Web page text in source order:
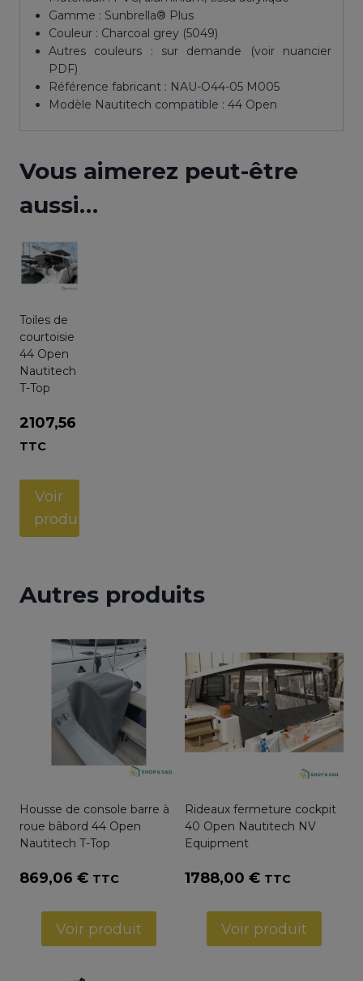
Gamme : Sunbrella® Plus
Couleur : Charcoal grey (5049)
Autres couleurs : sur demande (voir nuancier
PDF)
Référence fabricant : NAU-O44-05 M005
Modèle Nautitech compatible : 44 Open
Vous aimerez peut-être
aussi…
Toiles de
courtoisie
44 Open
Nautitech
T-Top
2107,56
TTC
Voir
produit
Autres produits
Housse de console barre à
roue bâbord 44 Open
Nautitech T-Top
869,06 € TTC
Voir produit
Rideaux fermeture cockpit
40 Open Nautitech NV
Equipment
1788,00 € TTC
Voir produit